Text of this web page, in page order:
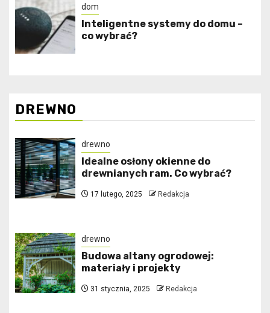
dom
Inteligentne systemy do domu –
co wybrać?
DREWNO
drewno
Idealne osłony okienne do
drewnianych ram. Co wybrać?
17 lutego, 2025 Redakcja
drewno
Budowa altany ogrodowej:
materiały i projekty
31 stycznia, 2025 Redakcja